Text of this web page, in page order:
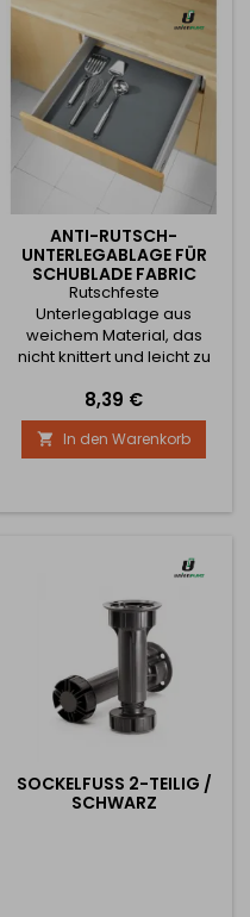
ANTI-RUTSCH-
UNTERLEGABLAGE FÜR
SCHUBLADE FABRIC
ANTHRAZIT / 1M
Rutschfeste
Unterlegablage aus
weichem Material, das
nicht knittert und leicht zu
für einen Meter.
Preis
8,39 €
 In den Warenkorb
SOCKELFUSS 2-TEILIG / S
CHWARZ